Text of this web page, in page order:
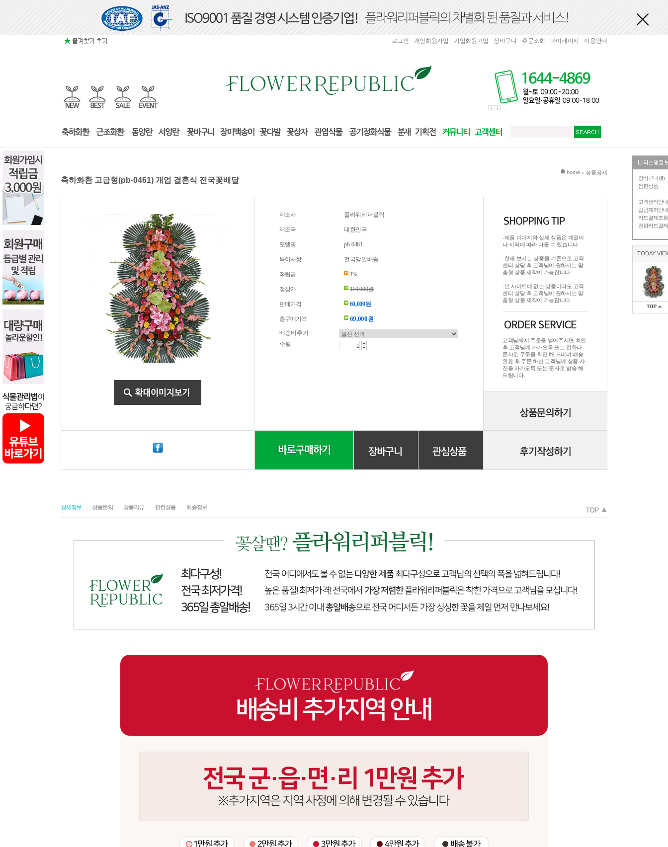
장바구니 (0)
찜한상품
고객센터안내
입금계좌안내
카드결제조회
전화카드결제
TODAY
로그인 개인회원가입 기업회원가입 장바구니 주문조회 마이페이지 이용안내
현재 위치
home > 상품상세
축하화환 고급형(pb-0461) 개업 결혼식 전국꽃배달
제조사 플라워리퍼블릭
제조국 대한민국
모델명 pb-0461
특이사항 전국당일배송
적립금 1%
정상가 110,000원
판매가격 69,000원
총구매가격 69,000원
배송비추가
수량
-제품 이미지와 실제 상품은 계절이
나 지역에 따라 다를 수 있습니다.
-현재 보시는 상품을 기준으로 고객
센터 상담 후 고객님이 원하시는 맞
춤형 상품 제작이 가능합니다.
-본 사이트에 없는 상품이라도 고객
센터 상담 후 고객님이 원하시는 맞
춤형 상품 제작이 가능합니다.
고객님께서 주문을 넣어주시면 확인
후 고객님께 카카오톡 또는 전화나
문자로 주문을 확인 해 드리며.배송
완료 후 주문 하신 고객님께 상품 사
진을 카카오톡 또는 문자로 발송 해
드립니다.